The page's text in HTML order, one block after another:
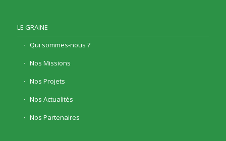
LE GRAINE
Qui sommes-nous ?
Nos Missions
Nos Projets
Nos Actualités
Nos Partenaires